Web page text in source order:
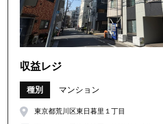
収益レジ
種別 マンション
東京都荒川区東日暮里１丁目